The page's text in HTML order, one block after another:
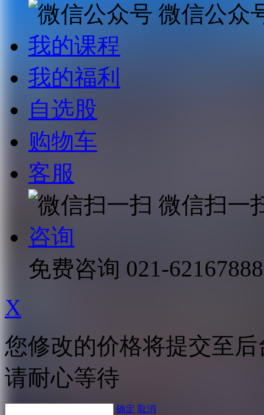
微信公众
我的课程
我的福利
自选股
购物车
客服
微信扫一
咨询
免费咨询 021-62167888
X
您修改的价格将提交至
请耐心等待
确定 取消